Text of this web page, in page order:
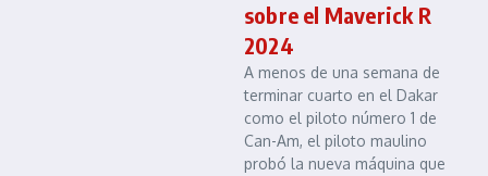
sobre el Maverick R
2024
A menos de una semana de
terminar cuarto en el Dakar
como el piloto número 1 de
Can-Am, el piloto maulino
probó la nueva máquina que